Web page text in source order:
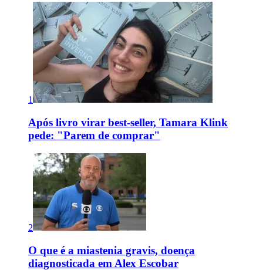
1
Após livro virar best-seller, Tamara Klink
pede: "Parem de comprar"
2
O que é a miastenia gravis, doença
diagnosticada em Alex Escobar